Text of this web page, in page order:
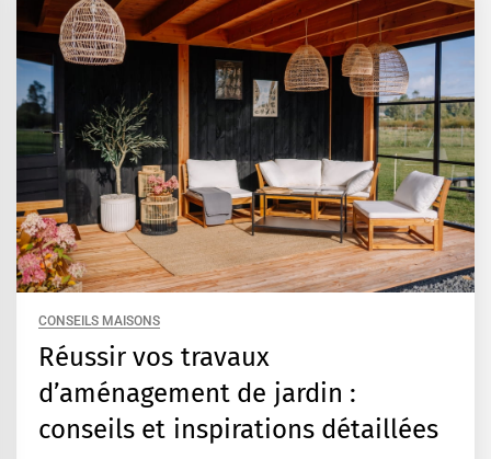
CONSEILS MAISONS
Réussir vos travaux
d’aménagement de jardin :
conseils et inspirations détaillées